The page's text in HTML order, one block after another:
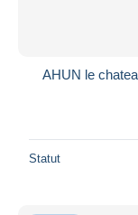
AHUN le
Statut